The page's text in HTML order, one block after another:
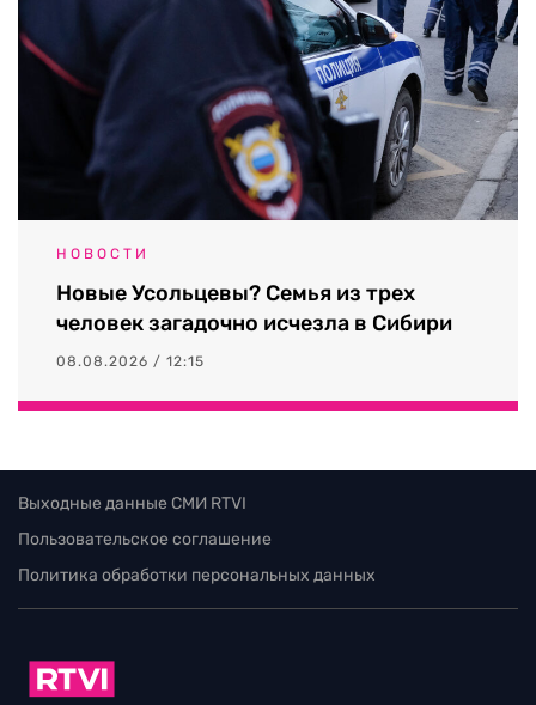
НОВОСТИ
Новые Усольцевы? Семья из трех
человек загадочно исчезла в Сибири
08.08.2026 / 12:15
Выходные данные СМИ RTVI
Пользовательское соглашение
Политика обработки персональных данных